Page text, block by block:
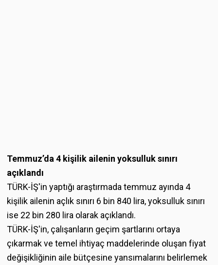
Temmuz’da 4 kişilik ailenin yoksulluk sınırı
açıklandı
TÜRK-İŞ'in yaptığı araştırmada temmuz ayında 4
kişilik ailenin açlık sınırı 6 bin 840 lira, yoksulluk sınırı
ise 22 bin 280 lira olarak açıklandı.
TÜRK-İŞ'in, çalışanların geçim şartlarını ortaya
çıkarmak ve temel ihtiyaç maddelerinde oluşan fiyat
değişikliğinin aile bütçesine yansımalarını belirlemek